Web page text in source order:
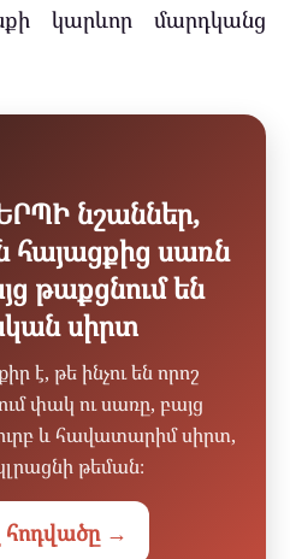
կարևոր մարդկանց
նշաններ,
հայացքից սառն
թաքցնում են
սիրտ
է, թե ինչու են որոշ
փակ ու սառը, բայց
և հավատարիմ սիրտ,
թեման։
→